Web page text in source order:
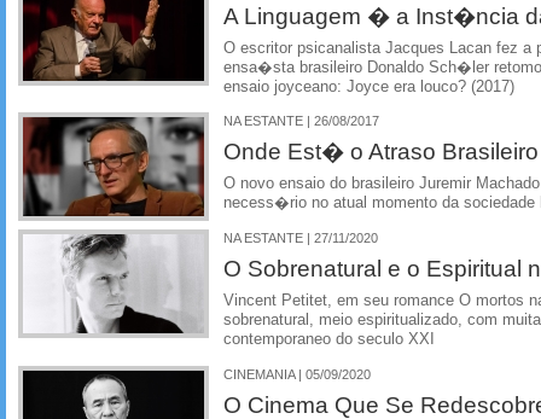
A Linguagem � a Inst�ncia
O escritor psicanalista Jacques Lacan fez
ensa�sta brasileiro Donaldo Sch�ler
ensaio joyceano: Joyce era louco? (2017)
NA ESTANTE | 26/08/2017
Onde Est� o Atraso Brasileiro
O novo ensaio do brasileiro Juremir
necess�rio no atual momento da sociedade
NA ESTANTE | 27/11/2020
O Sobrenatural e o Espiritual
Vincent Petitet, em seu romance O mortos
sobrenatural, meio espiritualizado, com
contemporaneo do seculo XXI
CINEMANIA | 05/09/2020
O Cinema Que Se